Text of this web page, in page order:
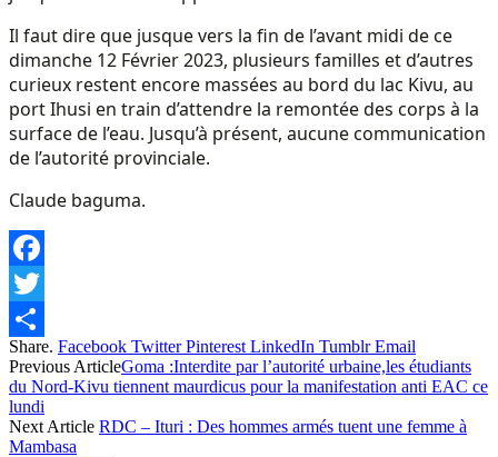
Il faut dire que jusque vers la fin de l’avant midi de ce
dimanche 12 Février 2023, plusieurs familles et d’autres
curieux restent encore massées au bord du lac Kivu, au
port Ihusi en train d’attendre la remontée des corps à la
surface de l’eau. Jusqu’à présent, aucune communication
de l’autorité provinciale.
Claude baguma.
Facebook
Twitter
Share
Share. Facebook Twitter Pinterest LinkedIn Tumblr Email
Previous ArticleGoma :Interdite par l’autorité urbaine,les étudiants
du Nord-Kivu tiennent maurdicus pour la manifestation anti EAC ce
lundi
Next Article RDC – Ituri : Des hommes armés tuent une femme à
Mambasa